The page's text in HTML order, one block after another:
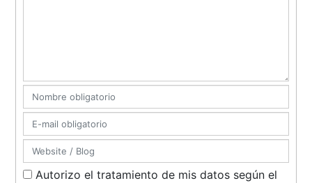
Autorizo el tratamiento de mis datos según el